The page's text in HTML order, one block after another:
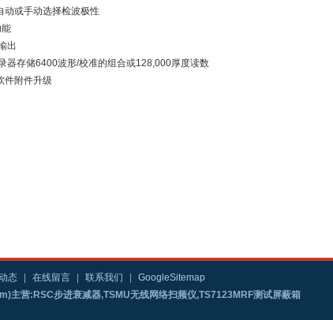
动或手动选择检波极性
能
出
器存储6400波形/校准的组合或128,000厚度读数
件附件升级
态 在线留言 联系我们
GoogleSitemap
主营:RSC步进衰减器,TSMU无线网络扫频仪,TS7123MRF测试屏蔽箱